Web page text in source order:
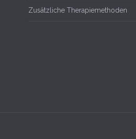
Zusätzliche Therapiemethoden